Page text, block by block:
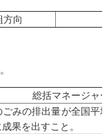
向
総括マネージャ
みの排出量が全国平
果を出すこと。